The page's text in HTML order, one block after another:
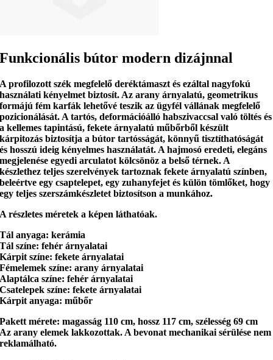
Funkcionális bútor modern dizájnnal
A profilozott székmegfelelő deréktámaszt és ezáltal nagyfokú
használati kényelmet biztosít. Az arany árnyalatú, geometrikus
formájú fém karfák lehetővé teszikaz ügyfél vállának megfelelő
pozicionálását. A tartós, deformációálló habszivaccsal való töltés és
a kellemes tapintású, fekete árnyalatú műbőrből készült
kárpitozás biztosítja a bútor tartósságát, könnyű tisztíthatóságát
és hosszú ideig kényelmes használatát. A hajmosó eredeti, elegáns
megjelenése egyedi arculatot kölcsönöz a belső térnek. A
készlethezteljes szerelvények tartoznak fekete árnyalatú színben,
beleértve egy csaptelepet, egy zuhanyfejet és külön tömlőket, hogy
egy teljes szerszámkészletet biztosítson a munkához.
A részletes méretek a képen láthatóak.
Tál anyaga: kerámia
Tál színe: fehér árnyalatai
Kárpit színe: fekete árnyalatai
Fémelemek színe: arany árnyalatai
Alaptálca színe: fehér árnyalatai
Csatelepek színe: fekete árnyalatai
Kárpit anyaga: műbőr
Pakett mérete: magasság 110 cm, hossz 117 cm, szélesség 69 cm
Az arany elemek lakkozottak. A bevonat mechanikai sérülése nem
reklamálható.